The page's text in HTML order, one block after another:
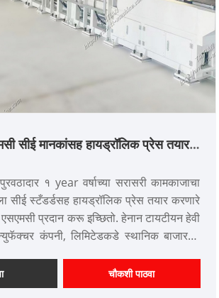
सीई मानकांसह हायड्रॉलिक प्रेस तयार
१ year वर्षाच्या सरासरी कामकाजाचा
सीई स्टँडर्डसह हायड्रॉलिक प्रेस तयार करणारे
प्रदान करू इच्छितो. हेनान टायटीयन हेवी
कंपनी, लिमिटेडकडे स्थानिक बाजारपेठ
एलएम 2000 टी
चौकशी पाठवा